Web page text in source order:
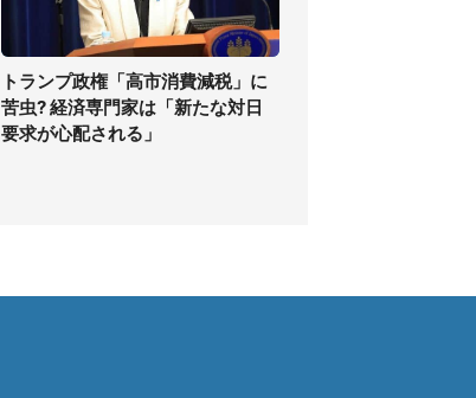
トランプ政権「高市消費減税」に
苦虫? 経済専門家は「新たな対日
要求が心配される」